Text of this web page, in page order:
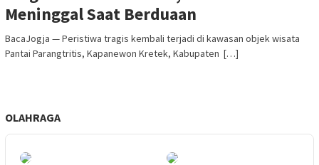
Meninggal Saat Berduaan
BacaJogja — Peristiwa tragis kembali terjadi di kawasan objek wisata
Pantai Parangtritis, Kapanewon Kretek, Kabupaten […]
OLAHRAGA